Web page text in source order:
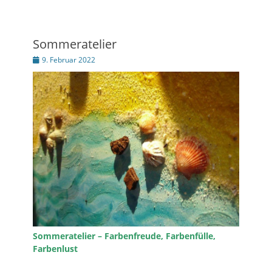
Sommeratelier
Posted
on
9. Februar 2022
Sommeratelier – Farbenfreude, Farbenfülle,
Farbenlust